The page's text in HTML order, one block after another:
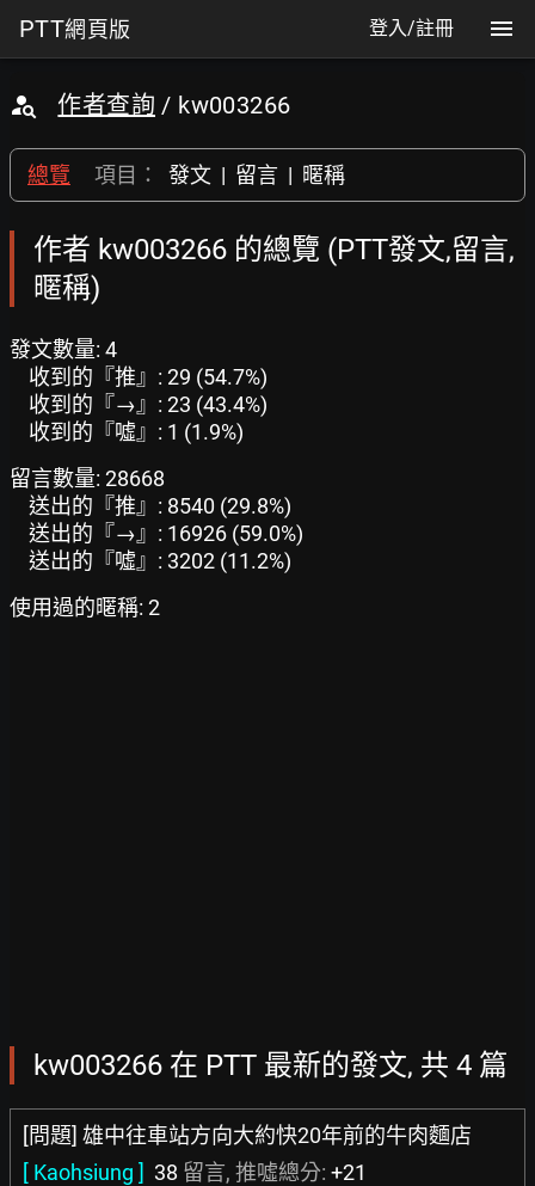
PTT網頁版 登入/註冊
作者查詢 / kw003266
總覽 項目： 發文 | 留言 | 暱稱
作者 kw003266 的總覽 (PTT發文,留言,
暱稱)
發文數量: 4
收到的『推』: 29 (54.7%)
收到的『→』: 23 (43.4%)
收到的『噓』: 1 (1.9%)
留言數量: 28668
送出的『推』: 8540 (29.8%)
送出的『→』: 16926 (59.0%)
送出的『噓』: 3202 (11.2%)
使用過的暱稱: 2
kw003266 在 PTT 最新的發文, 共 4 篇
[問題] 雄中往車站方向大約快20年前的牛肉麵店
[ Kaohsiung ] 38 留言, 推噓總分: +21